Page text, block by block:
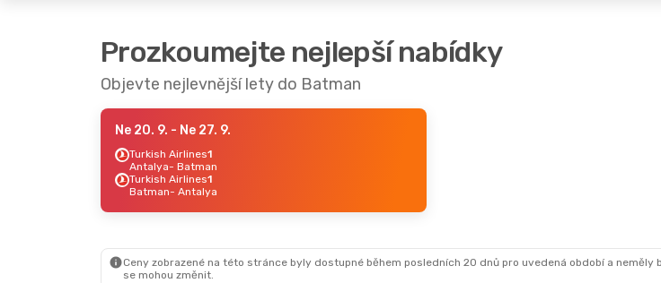
Prozkoumejte nejlepší nabídky
Objevte nejlevnější lety do Batman
Ne 20. 9. - Ne 27. 9.
Turkish Airlines1
Antalya- Batman
Turkish Airlines1
Batman- Antalya
Ceny zobrazené na této stránce byly dostupné během posledních 20 dnů pro uvedená období a
se mohou změnit.